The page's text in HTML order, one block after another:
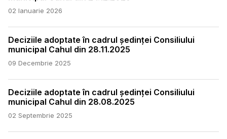
02 Ianuarie 2026
Deciziile adoptate în cadrul ședinței Consiliului
municipal Cahul din 28.11.2025
09 Decembrie 2025
Deciziile adoptate în cadrul ședinței Consiliului
municipal Cahul din 28.08.2025
02 Septembrie 2025